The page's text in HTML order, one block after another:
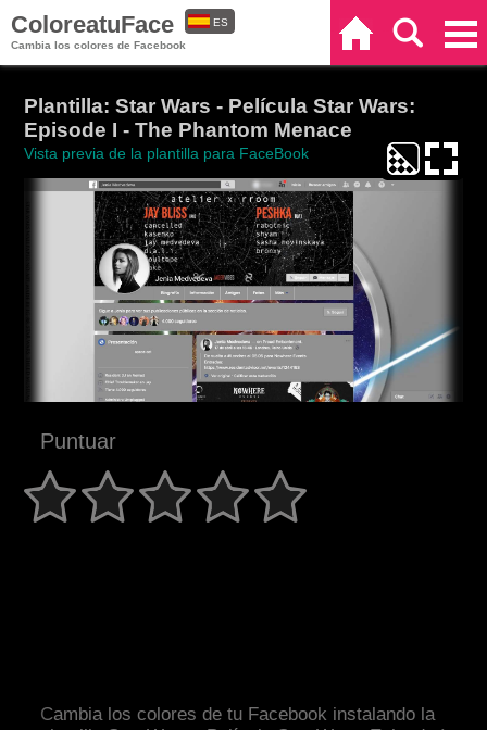
ColoreatuFace
Cambia los colores de Facebook
ES
Plantilla: Star Wars - Película Star Wars:
Episode I - The Phantom Menace
Vista previa de la plantilla para FaceBook
Puntuar
Cambia los colores de tu Facebook instalando la